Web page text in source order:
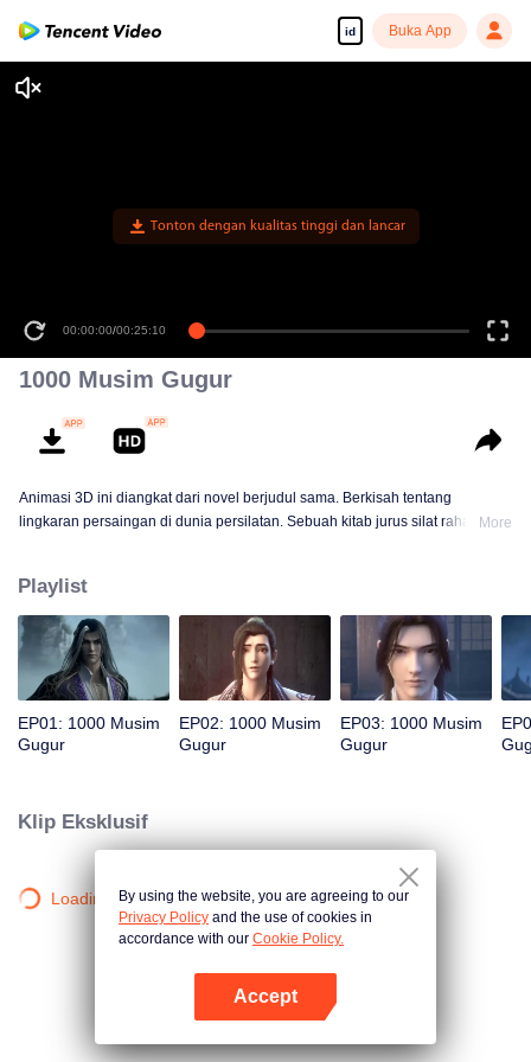
id Buka App
Tonton dengan kualitas tinggi dan lancar
00:00:00/00:25:10
1000 Musim Gugur
Animasi 3D ini diangkat dari novel berjudul sama. Berkisah tentang
lingkaran persaingan di dunia persilatan. Sebuah kitab jurus silat rahasia
semua jurus rahasia?
More
Playlist
EP01: 1000 Musim
Gugur
EP02: 1000 Musim
Gugur
EP03: 1000 Musim
Gugur
Klip Eksklusif
Loading…By using the website, you are agreeing to our
Privacy Policy and the use of cookies in
accordance with our Cookie Policy.
Accept